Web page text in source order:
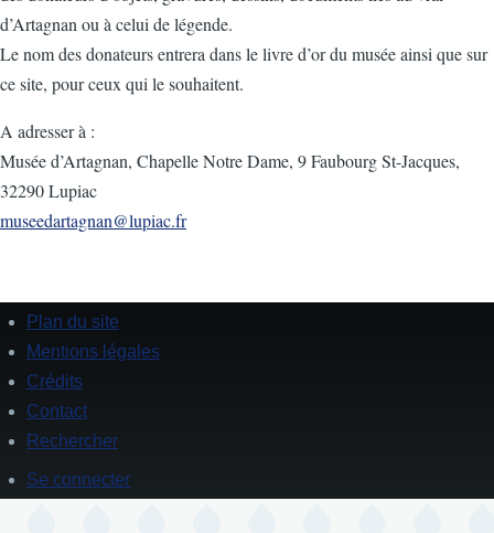
d’Artagnan ou à celui de légende.
Le nom des donateurs entrera dans le livre d’or du musée ainsi que sur
ce site, pour ceux qui le souhaitent.
A adresser à :
Musée d’Artagnan, Chapelle Notre Dame, 9 Faubourg St-Jacques,
32290 Lupiac
museedartagnan@lupiac.fr
FooterPlan du site
Mentions légales
Crédits
Contact
Rechercher
User
account
Se connecter